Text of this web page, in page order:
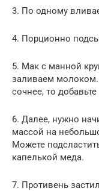
3. По одному
4. Порционно
5. Мак с манной
заливаем молоком.
сочнее, то
6. Далее, нужно
массой на
Можете
капелькой меда.
7. Противень